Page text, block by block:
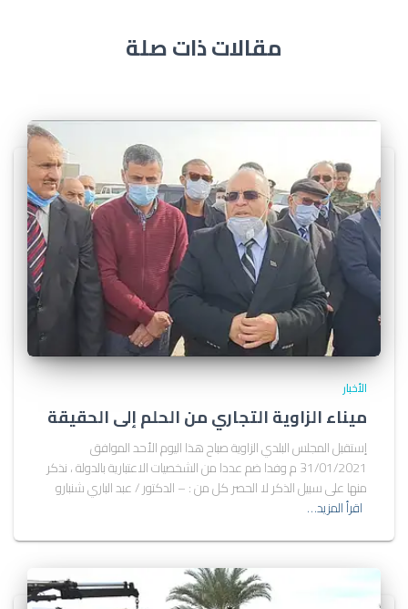
مقالات ذات صلة
الأخبار
ميناء الزاوية التجاري من الحلم إلى الحقيقة
إستقبل المجلس البلدي الزاوية صباح هذا اليوم الأحد الموافق
31/01/2021 م وفدا ضم عددا من الشخصيات الاعتبارية بالدولة ، نذكر
منها على سبيل الذكر لا الحصر كل من : – الدكتور / عبد الباري شنبارو
اقرأ المزيد…